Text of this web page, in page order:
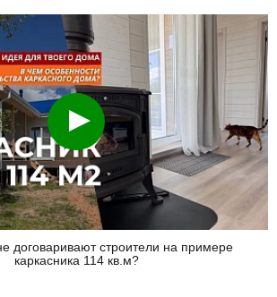
Смотреть
договаривают строители на примере
каркасника 114 кв.м?